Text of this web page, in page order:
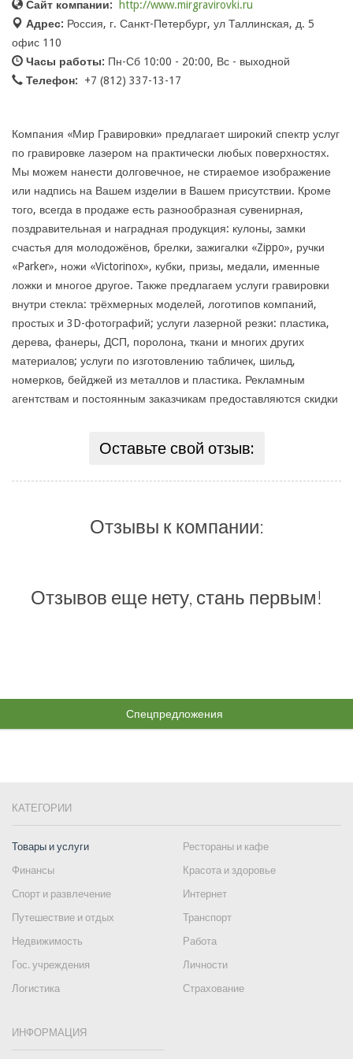
Сайт компании:
http://www.mirgravirovki.ru
Адрес: Россия, г. Санкт-Петербург, ул Таллинская, д. 5
офис 110
Часы работы: Пн-Сб 10:00 - 20:00, Вс - выходной
Телефон:
+7 (812) 337-13-17
Компания «Мир Гравировки» предлагает широкий спектр услуг
по гравировке лазером на практически любых поверхностях.
Мы можем нанести долговечное, не стираемое изображение
или надпись на Вашем изделии в Вашем присутствии. Кроме
того, всегда в продаже есть разнообразная сувенирная,
поздравительная и наградная продукция: кулоны, замки
счастья для молодожёнов, брелки, зажигалки «Zippo», ручки
«Parker», ножи «Victorinox», кубки, призы, медали, именные
ложки и многое другое. Также предлагаем услуги гравировки
внутри стекла: трёхмерных моделей, логотипов компаний,
простых и 3D-фотографий; услуги лазерной резки: пластика,
дерева, фанеры, ДСП, поролона, ткани и многих других
материалов; услуги по изготовлению табличек, шильд,
номерков, бейджей из металлов и пластика. Рекламным
агентствам и постоянным заказчикам предоставляются скидки
Оставьте свой отзыв:
Отзывы к компании:
Отзывов еще нету, стань первым!
Спецпредложения
КАТЕГОРИИ
Товары и услуги
Рестораны и кафе
Финансы
Красота и здоровье
Спорт и развлечение
Интернет
Путешествие и отдых
Транспорт
Недвижимость
Работа
Гос. учреждения
Личности
Логистика
Страхование
ИНФОРМАЦИЯ